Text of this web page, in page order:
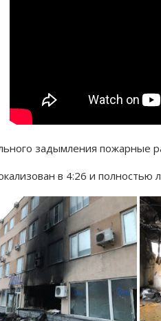
задымления пожарные
в 4:26 и полностью